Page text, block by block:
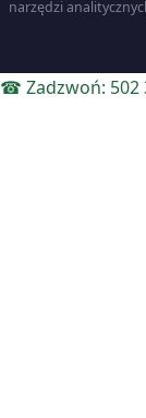
narzędzi
☎ Zadzwoń: 502